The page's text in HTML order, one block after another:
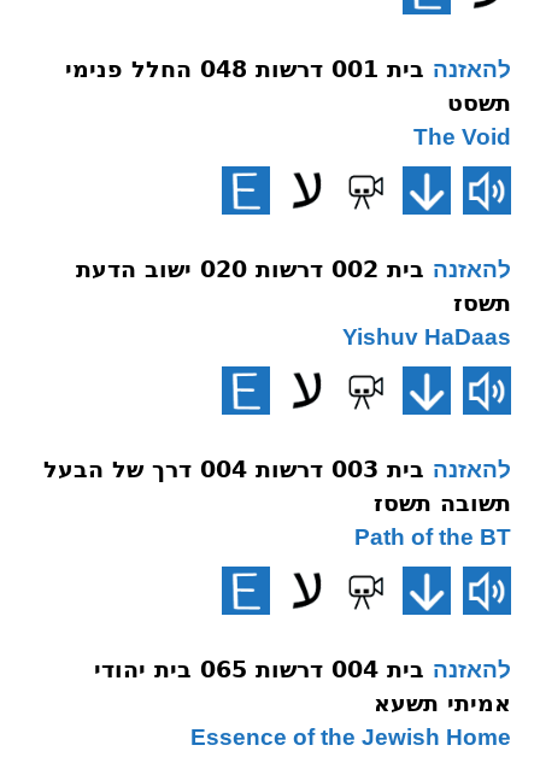
להאזנה
בית 001 דרשות 048 החלל פנימי
תשסט
The Void
להאזנה
בית 002 דרשות 020 ישוב הדעת
תשסז
Yishuv HaDaas
להאזנה
בית 003 דרשות 004 דרך של הבעל
תשובה תשסז
Path of the BT
להאזנה
בית 004 דרשות 065 בית יהודי
אמיתי תשעא
Essence of the Jewish Home